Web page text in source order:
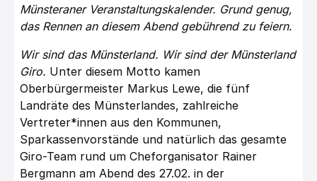
Münsteraner Veranstaltungskalender. Grund genug,
das Rennen an diesem Abend gebührend zu feiern.
Wir sind das Münsterland. Wir sind der Münsterland
Giro. Unter diesem Motto kamen
Oberbürgermeister Markus Lewe, die fünf
Landräte des Münsterlandes, zahlreiche
Vertreter*innen aus den Kommunen,
Sparkassenvorstände und natürlich das gesamte
Giro-Team rund um Cheforganisator Rainer
Bergmann am Abend des 27.02. in der